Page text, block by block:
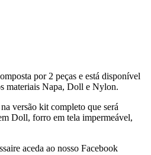
por 2 peças e está disponível
materiais Napa, Doll e Nylon.
versão kit completo que será
Doll, forro em tela impermeável,
aceda ao nosso Facebook